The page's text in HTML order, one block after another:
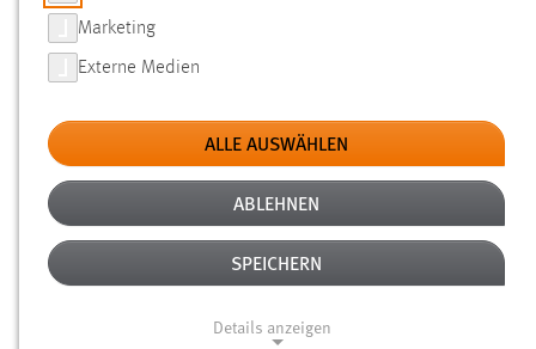
FILTER
Typ
Erstellungsdatum
Alter
Marketing
Externe Medien
ALLE AUSWÄHLEN
ABLEHNEN
SPEICHERN
Details anzeigen